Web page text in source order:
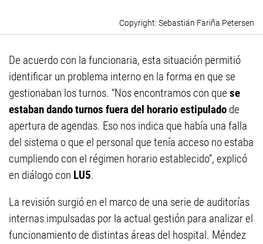
Sebastián Fariña Petersen
De acuerdo con la funcionaria, esta situación permitió
identificar un problema interno en la forma en que se
gestionaban los turnos. “Nos encontramos con que se
estaban dando turnos fuera del horario estipulado de
apertura de agendas. Eso nos indica que había una falla
del sistema o que el personal que tenía acceso no estaba
cumpliendo con el régimen horario establecido”, explicó
en diálogo con LU5.
La revisión surgió en el marco de una serie de auditorías
internas impulsadas por la actual gestión para analizar el
funcionamiento de distintas áreas del hospital. Méndez